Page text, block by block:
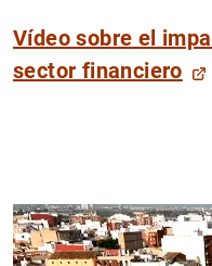
Vídeo sobre el
sector financiero